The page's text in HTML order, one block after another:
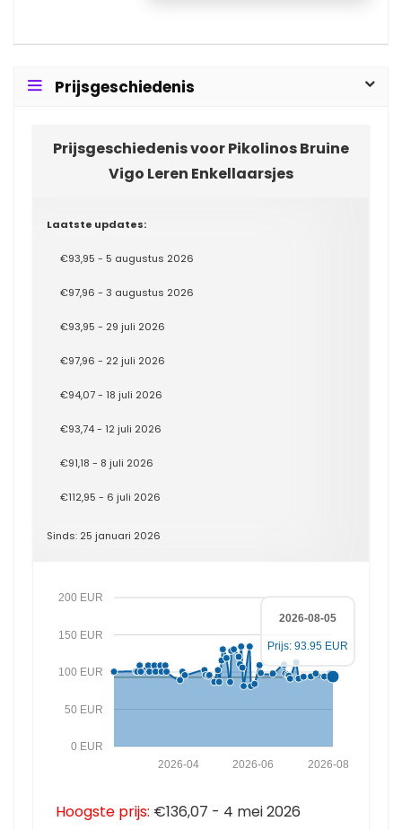
Prijsgeschiedenis
Prijsgeschiedenis voor Pikolinos Bruine
Vigo Leren Enkellaarsjes
Laatste updates:
€93,95 - 5 augustus 2026
€97,96 - 3 augustus 2026
€93,95 - 29 juli 2026
€97,96 - 22 juli 2026
€94,07 - 18 juli 2026
€93,74 - 12 juli 2026
€91,18 - 8 juli 2026
€112,95 - 6 juli 2026
Sinds: 25 januari 2026
0 EUR
50 EUR
100 EUR
150 EUR
200 EUR
2026-08
2026-06
2026-04
2026-08-05
Prijs: 93.95 EUR
Hoogste prijs: €136,07 - 4 mei 2026